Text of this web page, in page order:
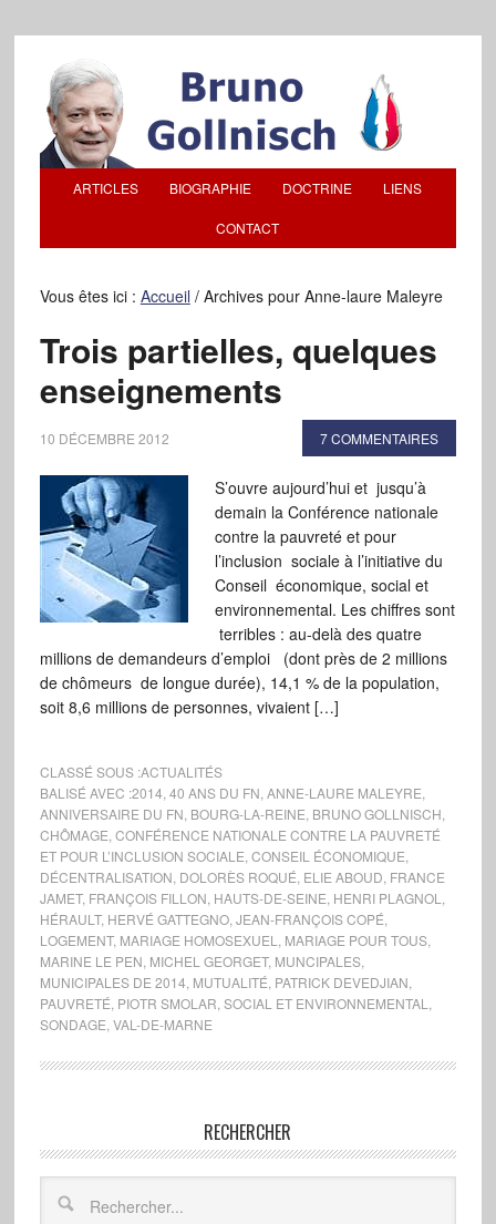
ARTICLES BIOGRAPHIE DOCTRINE LIENS
CONTACT
Vous êtes ici : Accueil /Archives pour Anne-laure Maleyre
Trois partielles, quelques
enseignements
10 DÉCEMBRE 2012 7 COMMENTAIRES
S’ouvre aujourd’hui et jusqu’à
demain la Conférence nationale
contre la pauvreté et pour
l’inclusion sociale à l’initiative du
Conseil économique, social et
environnemental. Les chiffres sont
terribles : au-delà des quatre
millions de demandeurs d’emploi (dont près de 2 millions
de chômeurs de longue durée), 14,1 % de la population,
soit 8,6 millions de personnes, vivaient […]
CLASSÉ SOUS :ACTUALITÉS
BALISÉ AVEC :2014 40 ANS DU FN ANNE-LAURE MALEYRE
ANNIVERSAIRE DU FN BOURG-LA-REINE BRUNO GOLLNISCH
CHÔMAGE CONFÉRENCE NATIONALE CONTRE LA PAUVRETÉ
ET POUR L’INCLUSION SOCIALE CONSEIL ÉCONOMIQUE
DÉCENTRALISATION DOLORÈS ROQUÉ ELIE ABOUD FRANCE
JAMET, FRANÇOIS FILLON HAUTS-DE-SEINE HENRI PLAGNOL
HÉRAULT, HERVÉ GATTEGNO, JEAN-FRANÇOIS COPÉ
LOGEMENT, MARIAGE HOMOSEXUEL MARIAGE POUR TOUS,
MARINE LE PEN MICHEL GEORGET, MUNCIPALES,
MUNICIPALES DE 2014 MUTUALITÉ PATRICK DEVEDJIAN
PAUVRETÉ PIOTR SMOLAR SOCIAL ET ENVIRONNEMENTAL
SONDAGE VAL-DE-MARNE
RECHERCHER